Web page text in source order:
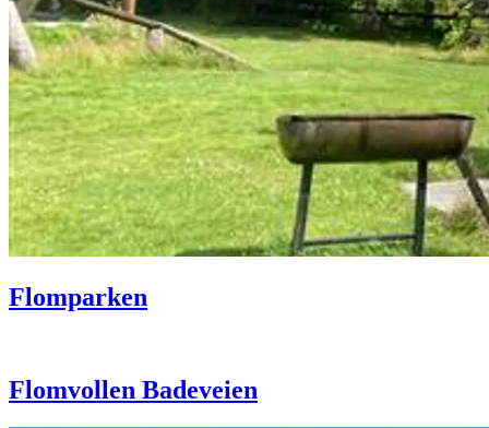
Flomparken
Flomvollen Badeveien